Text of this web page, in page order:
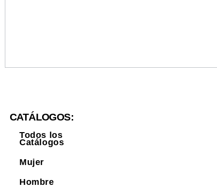
CATÁLOGOS:
Todos los
Catálogos
Mujer
Hombre